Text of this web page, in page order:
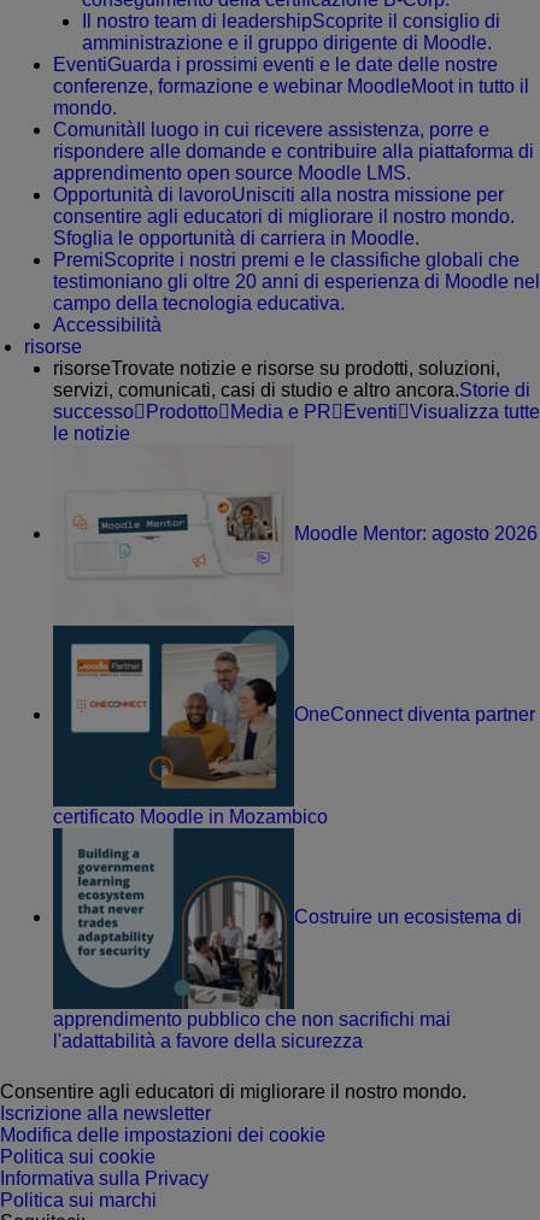
Il nostro team di leadershipScoprite il consiglio di
amministrazione e il gruppo dirigente di Moodle.
EventiGuarda i prossimi eventi e le date delle nostre
conferenze, formazione e webinar MoodleMoot in tutto il
mondo.
Comunità Il luogo in cui ricevere assistenza, porre e
rispondere alle domande e contribuire alla piattaforma di
apprendimento open source Moodle LMS.
Opportunità di lavoroUnisciti alla nostra missione per
consentire agli educatori di migliorare il nostro mondo.
Sfoglia le opportunità di carriera in Moodle.
PremiScoprite i nostri premi e le classifiche globali che
testimoniano gli oltre 20 anni di esperienza di Moodle nel
campo della tecnologia educativa.
Accessibilità
risorse
risorseTrovate notizie e risorse su prodotti, soluzioni,
servizi, comunicati, casi di studio e altro ancora.Storie di
successo
Prodotto Media e PR Eventi
Visualizza tutte
le notizie
Moodle Mentor: agosto 2026
OneConnect diventa partner
certificato Moodle in Mozambico
Costruire un ecosistema di
apprendimento pubblico che non sacrifichi mai
l'adattabilità a favore della sicurezza
Consentire agli educatori di migliorare il nostro mondo.
Iscrizione alla newsletter
Modifica delle impostazioni dei cookie
Politica sui cookie
Informativa sulla Privacy
Politica sui marchi